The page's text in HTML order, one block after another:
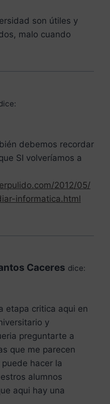
son útiles y
malo cuando
debemos recordar
SI volveríamos a
2012/05/
informatica.html
Caceres dice:
etapa critica aqui en
y
preguntarte a
que me parecen
hacer la
alumnos
aqui hay una